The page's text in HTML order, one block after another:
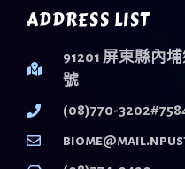
ADDRESS LIST
91201 屏東縣內
號
(08)770-